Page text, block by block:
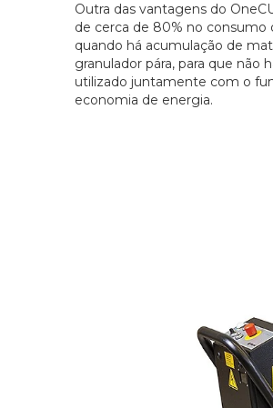
Outra das vantagens do
de cerca de 80% no
quando há acumulação de
granulador pára, para que não
utilizado juntamente com o
economia de energia.